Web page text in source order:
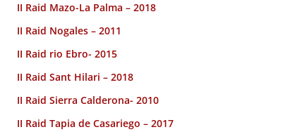
II Raid Mazo-La Palma – 2018
II Raid Nogales – 2011
II Raid rio Ebro- 2015
II Raid Sant Hilari – 2018
II Raid Sierra Calderona- 2010
II Raid Tapia de Casariego – 2017